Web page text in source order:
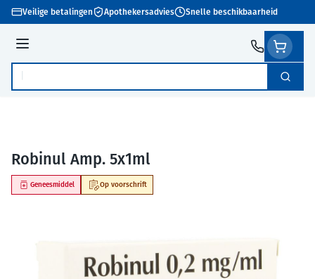
Ga naar de inhoud
Veilige betalingen Apothekersadvies Snelle beschikbaarheid
Menu
Product, merk, categorie... Zoek
Robinul Amp. 5x1ml
Op voorschrift
Geneesmiddel